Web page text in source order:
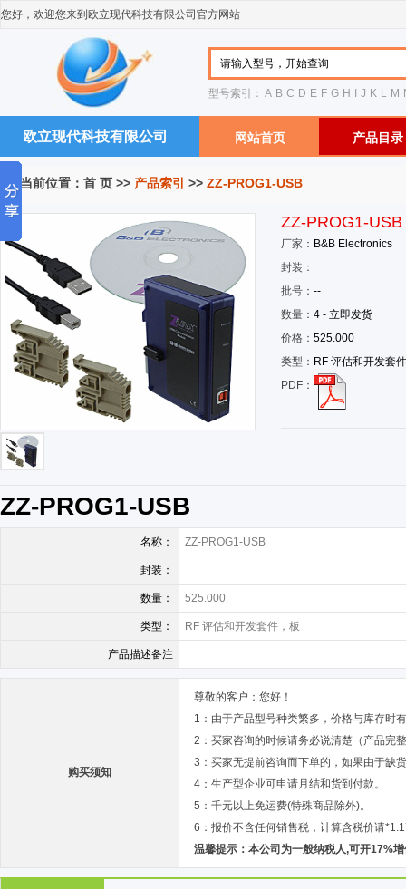
您好，欢迎您来到欧立现代科技有限公司官方网站
型号索引： A B C D E F G H J K L M
欧立现代科技有限公司 网站首页 产品目录
您当前位置： 首 页 >> 产品索引 >> ZZ-PROG1-USB
ZZ-PROG1-USB
厂家： B&B Electronics
封装：
批号： --
数量： 4 - 立即发货
价格： 525.000
类型： RF 评估和开发套
PDF：
ZZ-PROG1-USB
名称： ZZ-PROG1-USB
封装：
数量： 525.000
类型： RF 评估和开发套件，板
产品描述备注
购买须知
尊敬的客户：您好！
1：由于产品型号种类繁多，价格与库存时
2：买家咨询的时候请务必说清楚（产品完
3：买家无提前咨询而下单的，如果由于缺
4：生产型企业可申请月结和货到付款。
5：千元以上免运费(特殊商品除外)。
6：报价不含任何销售税，计算含税价请
温馨提示：本公司为一般纳税人,可开17%